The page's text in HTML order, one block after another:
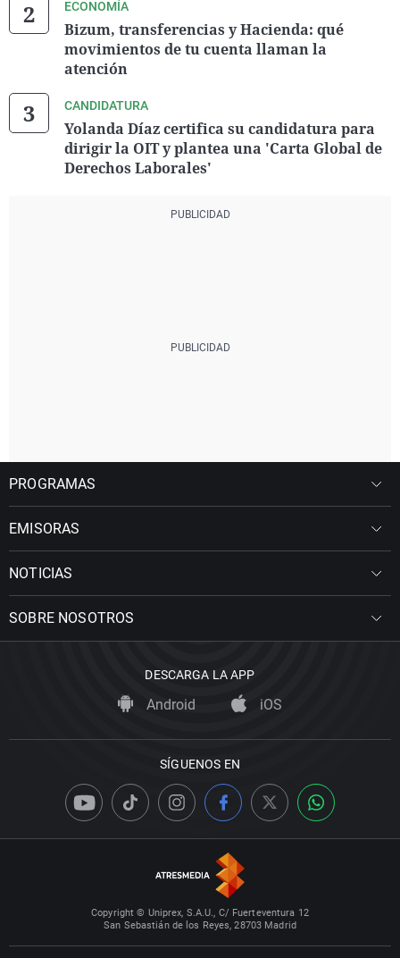
ECONOMÍA
Bizum, transferencias y Hacienda: qué
movimientos de tu cuenta llaman la
atención
CANDIDATURA
Yolanda Díaz certifica su candidatura para
dirigir la OIT y plantea una 'Carta Global de
Derechos Laborales'
PROGRAMAS
EMISORAS
NOTICIAS
SOBRE NOSOTROS
DESCARGA LA APP
Android iOS
SÍGUENOS EN
Copyright © Uniprex, S.A.U., C/ Fuerteventura 12
San Sebastián de los Reyes, 28703 Madrid